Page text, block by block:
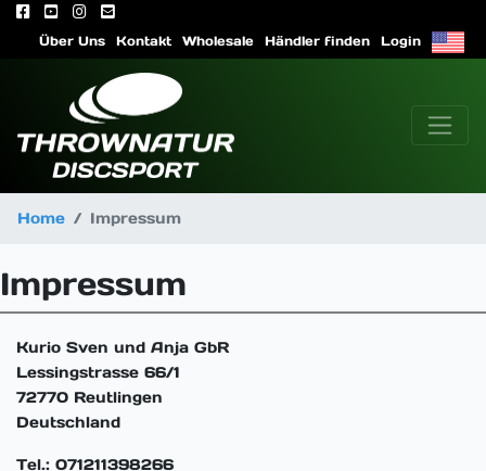
Login
Händler finden
Wholesale
Kontakt
Über Uns
Home Impressum
Impressum
Kurio Sven und Anja GbR
Lessingstrasse 66/1
72770 Reutlingen
Deutschland
Tel.: 071211398266